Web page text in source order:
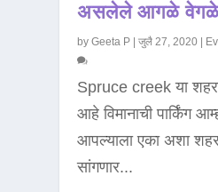
असलेले आगळे वेगळे
byGeeta P |जुलै 27, 2020
Spruce creek या
आहे विमानाची पार्किंग
आपल्याला एका अशा
सांगणार...